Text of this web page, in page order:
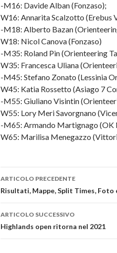
-M16: Davide Alban (Fonzaso);
W16: Annarita Scalzotto (Erebus
-M18: Alberto Bazan
W18: Nicol Canova (Fonzaso)
-M35: Roland Pin (Orienteering
W35: Francesca Uliana
-M45: Stefano Zonato (Lessinia
W45: Katia Rossetto (Asiago 7
-M55: Giuliano Visintin
W55: Lory Meri Savorgnano
-M65: Armando Martignago (OK
W65: Marilisa Menegazzo
Navigazione
articolo
ARTICOLO PRECEDENTE
Risultati, Mappe, Split Times, Foto
ARTICOLO SUCCESSIVO
Highlands open ritorna nel 2021